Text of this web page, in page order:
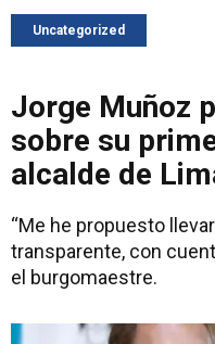
Uncategorized
Jorge Muñoz
sobre su
alcalde de
“Me he propuesto
transparente, con
el burgomaestre.